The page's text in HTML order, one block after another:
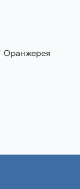
Оранжерея